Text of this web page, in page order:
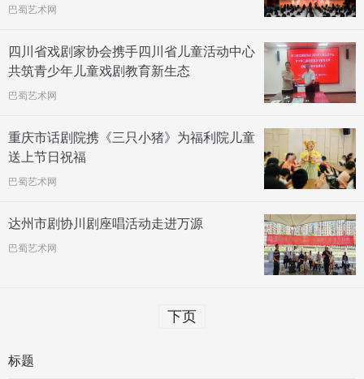
巴蜀艺术网
四川省戏剧家协会携手四川省儿童活动中心
共筑青少年儿童戏剧教育新生态
巴蜀艺术网
重庆市话剧院携《三只小猪》为福利院儿童
送上节日祝福
巴蜀艺术网
达州市剧协川剧座唱活动走进万源
巴蜀艺术网
下页
标题